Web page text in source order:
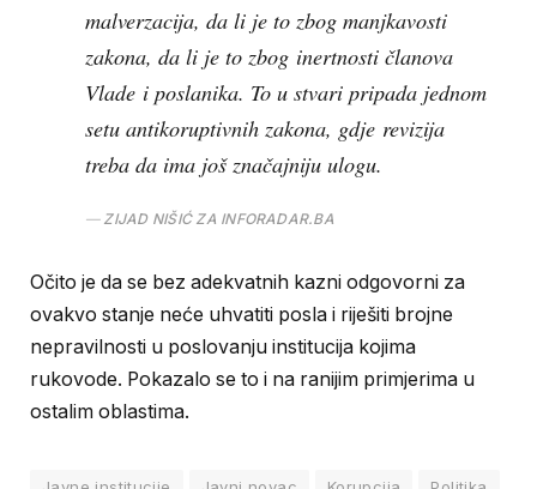
malverzacija, da li je to zbog manjkavosti
zakona, da li je to zbog inertnosti članova
Vlade i poslanika. To u stvari pripada jednom
setu antikoruptivnih zakona, gdje revizija
treba da ima još značajniju ulogu.
ZIJAD NIŠIĆ ZA INFORADAR.BA
Očito je da se bez adekvatnih kazni odgovorni za
ovakvo stanje neće uhvatiti posla i riješiti brojne
nepravilnosti u poslovanju institucija kojima
rukovode. Pokazalo se to i na ranijim primjerima u
ostalim oblastima.